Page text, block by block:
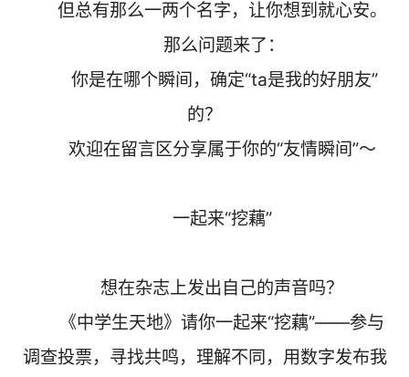
但总有那么一两个名字，让你想到就心安。
那么问题来了：
你是在哪个瞬间，确定“ta是我的好朋友”
的？
欢迎在留言区分享属于你的“友情瞬间”～
一起来“挖藕”
想在杂志上发出自己的声音吗？
《中学生天地》请你一起来“挖藕”——参与
调查投票，寻找共鸣，理解不同，用数字发布我